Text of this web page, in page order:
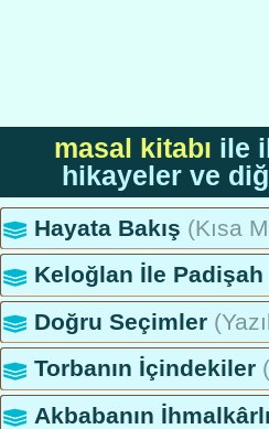
masal kitabı ile
hikayeler ve
Hayata Bakış (Kısa
Keloğlan İle Padişah
Doğru Seçimler
Torbanın İçindekiler
Akbabanın